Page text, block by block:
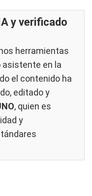
y verificado
herramientas
en la
el contenido ha
editado y
, quien es
y